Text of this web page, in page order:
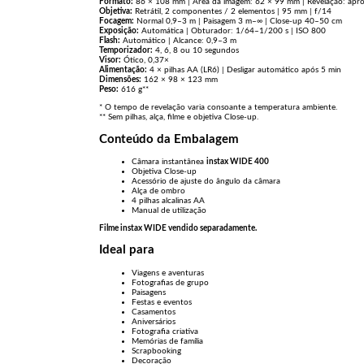
Formato: 86 × 108 mm | Área da imagem: 62 × 99 mm | Revelação:
Objetiva: Retrátil, 2 componentes / 2 elementos | 95 mm | f/14
Focagem: Normal 0,9–3 m | Paisagem 3 m–∞ | Close-up 40–50 cm
Exposição: Automática | Obturador: 1/64–1/200 s | ISO 800
Flash: Automático | Alcance: 0,9–3 m
Temporizador: 4, 6, 8 ou 10 segundos
Visor: Ótico, 0,37×
Alimentação: 4 × pilhas AA (LR6) | Desligar automático após 5 min
Dimensões: 162 × 98 × 123 mm
Peso: 616 g**
* O tempo de revelação varia consoante a temperatura ambiente.
** Sem pilhas, alça, filme e objetiva Close-up.
Conteúdo da Embalagem
Câmara instantânea instax WIDE 400
Objetiva Close-up
Acessório de ajuste do ângulo da câmara
Alça de ombro
4 pilhas alcalinas AA
Manual de utilização
Filme instax WIDE vendido separadamente.
Ideal para
Viagens e aventuras
Fotografias de grupo
Paisagens
Festas e eventos
Casamentos
Aniversários
Fotografia criativa
Memórias de família
Scrapbooking
Decoração